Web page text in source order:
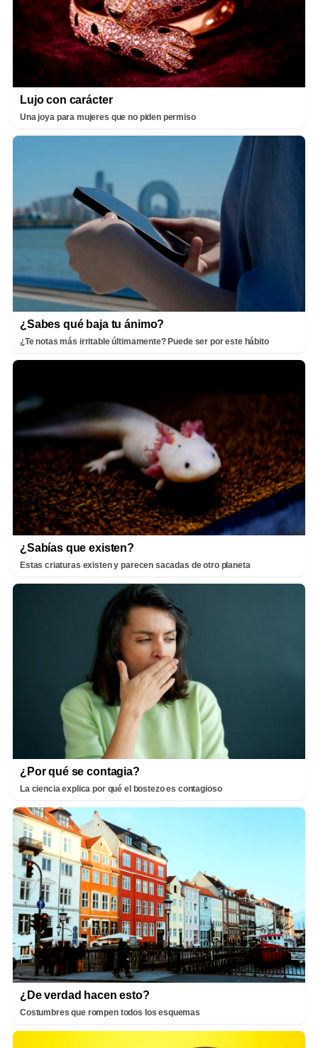
Lujo con carácter
Una joya para mujeres que no piden permiso
¿Sabes qué baja tu ánimo?
¿Te notas más irritable últimamente? Puede ser por este hábito
¿Sabías que existen?
Estas criaturas existen y parecen sacadas de otro planeta
¿Por qué se contagia?
La ciencia explica por qué el bostezo es contagioso
¿De verdad hacen esto?
Costumbres que rompen todos los esquemas